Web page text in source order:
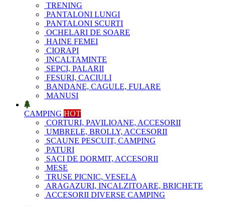
TRENING
PANTALONI LUNGI
PANTALONI SCURTI
OCHELARI DE SOARE
HAINE FEMEI
CIORAPI
INCALTAMINTE
SEPCI, PALARII
FESURI, CACIULI
BANDANE, CAGULE, FULARE
MANUSI
CAMPING HOT
CORTURI, PAVILIOANE, ACCESORII
UMBRELE, BROLLY, ACCESORII
SCAUNE PESCUIT, CAMPING
PATURI
SACI DE DORMIT, ACCESORII
MESE
TRUSE PICNIC, VESELA
ARAGAZURI, INCALZITOARE, BRICHETE
ACCESORII DIVERSE CAMPING